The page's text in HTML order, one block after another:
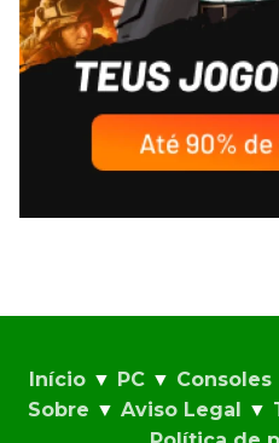
Início▼ PC▼ Consoles
Sobre ▼ Aviso Legal ▼